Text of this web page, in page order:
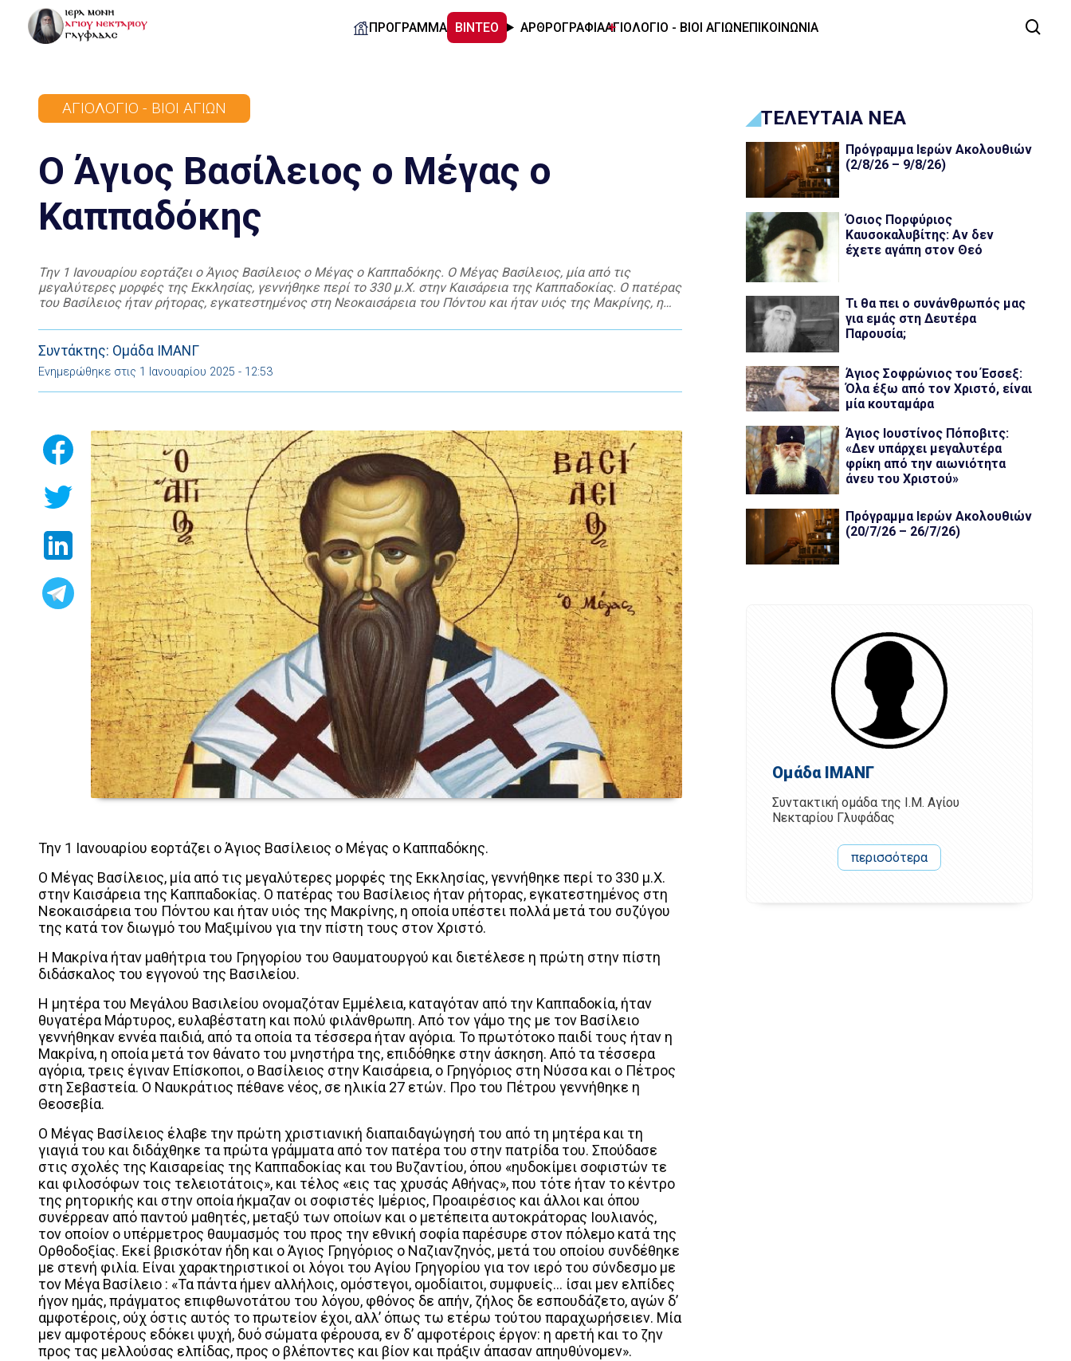
ΠΡΟΓΡΑΜΜΑ ΒΙΝΤΕΟ ΑΡΘΡΟΓΡΑΦΙΑΑΓΙΟΛΟΓΙΟ - ΒΙΟΙ ΑΓΙΩΝΕΠΙΚΟΙΝΩΝΙΑ
ΑΓΙΟΛΌΓΙΟ - ΒΊΟΙ ΑΓΊΩΝ
Ο Άγιος Βασίλειος ο Μέγας ο
Καππαδόκης
Την 1 Ιανουαρίου εορτάζει ο Άγιος Βασίλειος ο Μέγας ο Καππαδόκης. Ο Μέγας Βασίλειος, μία από τις
μεγαλύτερες μορφές της Εκκλησίας, γεννήθηκε περί το 330 μ.Χ. στην Καισάρεια της Καππαδοκίας. Ο πατέρας
του Βασίλειος ήταν ρήτορας, εγκατεστημένος στη Νεοκαισάρεια του Πόντου και ήταν υιός της Μακρίνης, η
Συντάκτης: Ομάδα ΙΜΑΝΓ
Ενημερώθηκε στις 1 Ιανουαρίου 2025 - 12:53
Την 1 Ιανουαρίου εορτάζει ο Άγιος Βασίλειος ο Μέγας ο Καππαδόκης.
Ο Μέγας Βασίλειος, μία από τις μεγαλύτερες μορφές της Εκκλησίας, γεννήθηκε περί το 330 μ.Χ.
στην Καισάρεια της Καππαδοκίας. Ο πατέρας του Βασίλειος ήταν ρήτορας, εγκατεστημένος στη
Νεοκαισάρεια του Πόντου και ήταν υιός της Μακρίνης, η οποία υπέστει πολλά μετά του συζύγου
της κατά τον διωγμό του Μαξιμίνου για την πίστη τους στον Χριστό.
Η Μακρίνα ήταν μαθήτρια του Γρηγορίου του Θαυματουργού και διετέλεσε η πρώτη στην πίστη
διδάσκαλος του εγγονού της Βασιλείου.
Η μητέρα του Μεγάλου Βασιλείου ονομαζόταν Εμμέλεια, καταγόταν από την Καππαδοκία, ήταν
θυγατέρα Μάρτυρος, ευλαβέστατη και πολύ φιλάνθρωπη. Από τον γάμο της με τον Βασίλειο
γεννήθηκαν εννέα παιδιά, από τα οποία τα τέσσερα ήταν αγόρια. Το πρωτότοκο παιδί τους ήταν η
Μακρίνα, η οποία μετά τον θάνατο του μνηστήρα της, επιδόθηκε στην άσκηση. Από τα τέσσερα
αγόρια, τρεις έγιναν Επίσκοποι, ο Βασίλειος στην Καισάρεια, ο Γρηγόριος στη Νύσσα και ο Πέτρος
στη Σεβαστεία. Ο Ναυκράτιος πέθανε νέος, σε ηλικία 27 ετών. Προ του Πέτρου γεννήθηκε η
Θεοσεβία.
Ο Μέγας Βασίλειος έλαβε την πρώτη χριστιανική διαπαιδαγώγησή του από τη μητέρα και τη
γιαγιά του και διδάχθηκε τα πρώτα γράμματα από τον πατέρα του στην πατρίδα του. Σπούδασε
στις σχολές της Καισαρείας της Καππαδοκίας και του Βυζαντίου, όπου «ηυδοκίμει σοφιστών τε
και φιλοσόφων τοις τελειοτάτοις», και τέλος «εις τας χρυσάς Αθήνας», που τότε ήταν το κέντρο
της ρητορικής και στην οποία ήκμαζαν οι σοφιστές Ιμέριος, Προαιρέσιος και άλλοι και όπου
συνέρρεαν από παντού μαθητές, μεταξύ των οποίων και ο μετέπειτα αυτοκράτορας Ιουλιανός,
τον οποίον ο υπέρμετρος θαυμασμός του προς την εθνική σοφία παρέσυρε στον πόλεμο κατά της
Ορθοδοξίας. Εκεί βρισκόταν ήδη και ο Άγιος Γρηγόριος ο Ναζιανζηνός, μετά του οποίου συνδέθηκε
με στενή φιλία. Είναι χαρακτηριστικοί οι λόγοι του Αγίου Γρηγορίου για τον ιερό του σύνδεσμο με
τον Μέγα Βασίλειο : «Τα πάντα ήμεν αλλήλοις, ομόστεγοι, ομοδίαιτοι, συμφυείς… ίσαι μεν ελπίδες
ήγον ημάς, πράγματος επιφθωνοτάτου του λόγου, φθόνος δε απήν, ζήλος δε εσπουδάζετο, αγών δ’
αμφοτέροις, ούχ όστις αυτός το πρωτείον έχοι, αλλ’ όπως τω ετέρω τούτου παραχωρήσειεν. Μία
μεν αμφοτέρους εδόκει ψυχή, δυό σώματα φέρουσα, εν δ’ αμφοτέροις έργον: η αρετή και το ζην
προς τας μελλούσας ελπίδας, προς ο βλέποντες και βίον και πράξιν άπασαν απηυθύνομεν».
ΤΕΛΕΥΤΑΙΑ ΝΕΑ
Πρόγραμμα Ιερών Ακολουθιών
(2/8/26 – 9/8/26)
Όσιος Πορφύριος
Καυσοκαλυβίτης: Αν δεν
έχετε αγάπη στον Θεό
Τι θα πει ο συνάνθρωπός μας
για εμάς στη Δευτέρα
Παρουσία;
Άγιος Σοφρώνιος του Έσσεξ:
Όλα έξω από τον Χριστό, είναι
μία κουταμάρα
Άγιος Ιουστίνος Πόποβιτς:
«Δεν υπάρχει μεγαλυτέρα
φρίκη από την αιωνιότητα
άνευ του Χριστού»
Πρόγραμμα Ιερών Ακολουθιών
(20/7/26 – 26/7/26)
Ομάδα ΙΜΑΝΓ
Συντακτική ομάδα της Ι.Μ. Αγίου
Νεκταρίου Γλυφάδας
περισσότερα